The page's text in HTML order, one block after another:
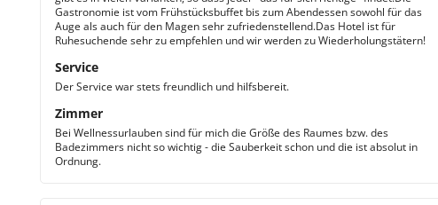
Gastronomie ist vom Frühstücksbuffet bis zum Abendessen sowohl für das
Auge als auch für den Magen sehr zufriedenstellend.Das Hotel ist für
Ruhesuchende sehr zu empfehlen und wir werden zu Wiederholungstätern!
Service
Der Service war stets freundlich und hilfsbereit.
Zimmer
Bei Wellnessurlauben sind für mich die Größe des Raumes bzw. des
Badezimmers nicht so wichtig - die Sauberkeit schon und die ist absolut in
Ordnung.